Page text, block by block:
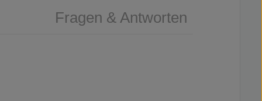
Fragen & Antworten